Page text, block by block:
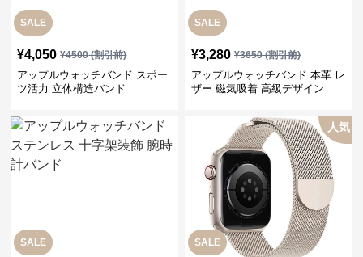
SALE
¥4,050 ¥4500(割引前)
アップルウォッチバンド スポー
ツ活力 立体構造バンド
SALE
¥3,280 ¥3650(割引前)
アップルウォッチバンド 本革 レ
ザー 磁気吸着 高級デザイン
SALE SALE
人気